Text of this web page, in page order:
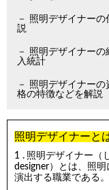
照明デザイナー
説
照明デザイナーの
入統計
照明デザイナーの
格の特徴などを解説
照明デザイナーと
照明デザイナー（
designer）とは、照
演出する職業である。